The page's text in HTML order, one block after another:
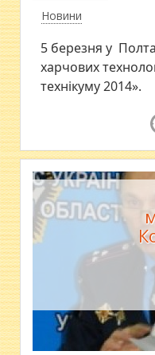
Новини
5 березня у
харчових
технікуму 2014».